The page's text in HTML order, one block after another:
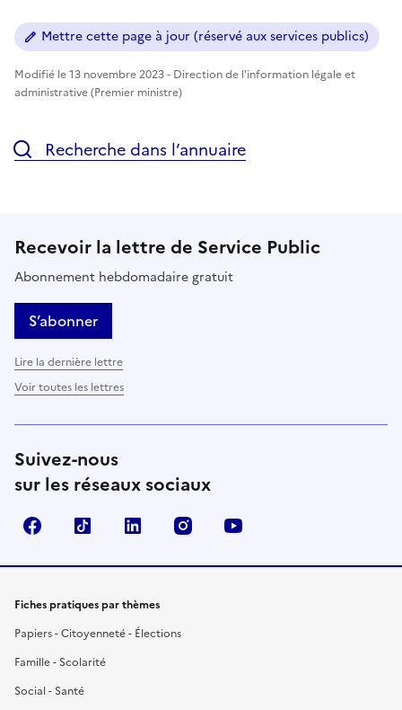
Mettre cette page à jour (réservé aux services publics)
Modifié le 13 novembre 2023 - Direction de l'information légale et
administrative (Premier ministre)
Recherche dans l’annuaire
Recevoir la lettre de Service Public
Abonnement hebdomadaire gratuit
S’abonner
Lire la dernière lettre
Voir toutes les lettres
Suivez-nous
sur les réseaux sociaux
FacebookTikTok LinkedIn Instagram
Fiches pratiques par thèmes
Papiers - Citoyenneté - Élections
Famille - Scolarité
Social - Santé